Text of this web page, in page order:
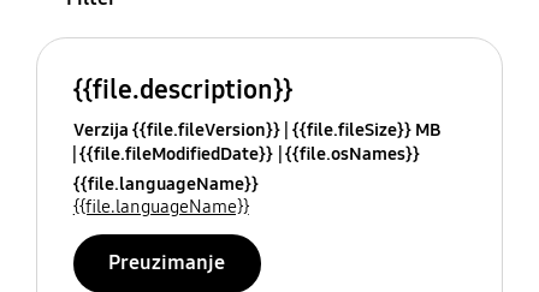
{{file.description}}
Verzija {{file.fileVersion}} {{file.fileSize}} MB
{{file.fileModifiedDate}} {{file.osNames}}
{{file.languageName}}
{{file.languageName}}
Preuzimanje